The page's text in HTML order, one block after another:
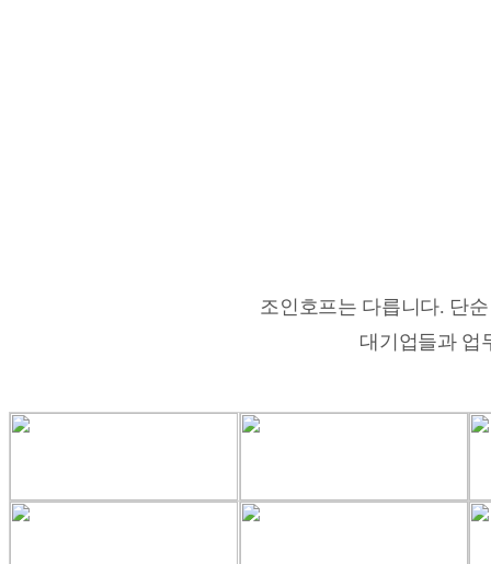
조인호프는 다릅니다. 단
대기업들과 업